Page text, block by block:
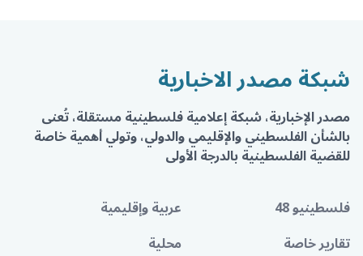
شبكة مصدر الاخبارية
مصدر الإخبارية، شبكة إعلامية فلسطينية مستقلة، تُعنى
بالشأن الفلسطيني والإقليمي والدولي، وتولي أهمية خاصة
للقضية الفلسطينية بالدرجة الأولى
فلسطينيو 48
عربية وإقليمية
تقارير خاصة
محلية